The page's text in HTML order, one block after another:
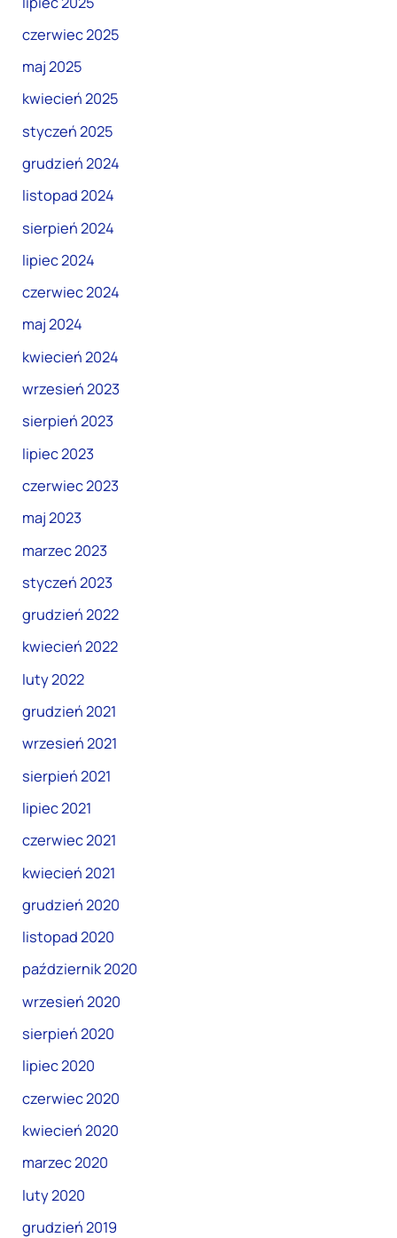
czerwiec 2025
maj 2025
kwiecień 2025
styczeń 2025
grudzień 2024
listopad 2024
sierpień 2024
lipiec 2024
czerwiec 2024
maj 2024
kwiecień 2024
wrzesień 2023
sierpień 2023
lipiec 2023
czerwiec 2023
maj 2023
marzec 2023
styczeń 2023
grudzień 2022
kwiecień 2022
luty 2022
grudzień 2021
wrzesień 2021
sierpień 2021
lipiec 2021
czerwiec 2021
kwiecień 2021
grudzień 2020
listopad 2020
październik 2020
wrzesień 2020
sierpień 2020
lipiec 2020
czerwiec 2020
kwiecień 2020
marzec 2020
luty 2020
grudzień 2019